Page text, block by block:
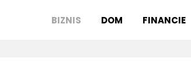
BIZNIS DOM FINANCIE